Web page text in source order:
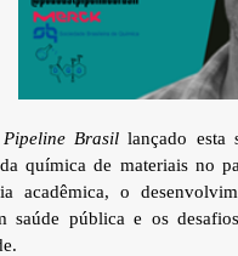
Pipeline Brasil lançado esta
química de materiais no
acadêmica, o
saúde pública e os